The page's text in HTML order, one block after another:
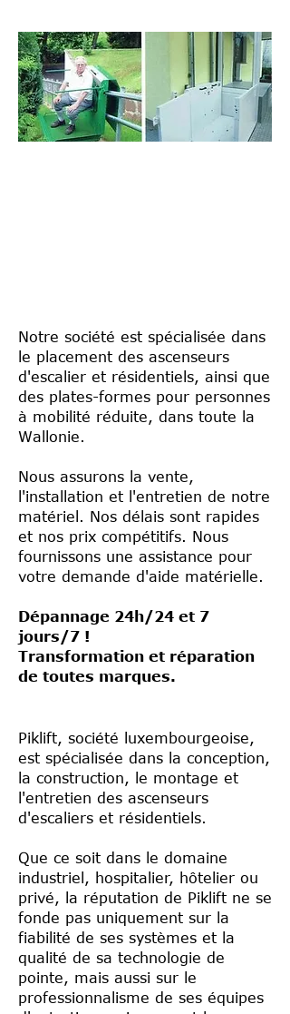
Notre société est spécialisée dans
le placement des ascenseurs
d'escalier et résidentiels, ainsi que
des plates-formes pour personnes
à mobilité réduite, dans toute la
Wallonie.
Nous assurons la vente,
l'installation et l'entretien de notre
matériel. Nos délais sont rapides
et nos prix compétitifs. Nous
fournissons une assistance pour
votre demande d'aide matérielle.
Dépannage 24h/24 et 7
jours/7 !
Transformation et réparation
de toutes marques.
Piklift, société luxembourgeoise,
est spécialisée dans la conception,
la construction, le montage et
l'entretien des ascenseurs
d'escaliers et résidentiels.
Que ce soit dans le domaine
industriel, hospitalier, hôtelier ou
privé, la réputation de Piklift ne se
fonde pas uniquement sur la
fiabilité de ses systèmes et la
qualité de sa technologie de
pointe, mais aussi sur le
professionnalisme de ses équipes